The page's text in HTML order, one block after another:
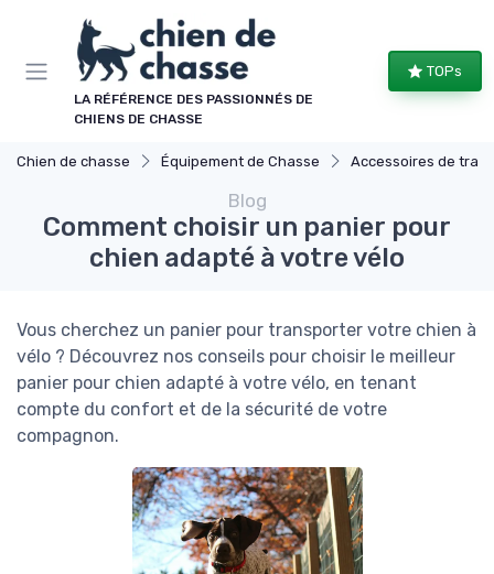
LA RÉFÉRENCE DES PASSIONNÉS DE
CHIENS DE CHASSE
TOPs
Chien de chasse Équipement de Chasse Accessoires de
Blog
Comment choisir un panier pour
chien adapté à votre vélo
Vous cherchez un panier pour transporter votre chien à
vélo ? Découvrez nos conseils pour choisir le meilleur
panier pour chien adapté à votre vélo, en tenant
compte du confort et de la sécurité de votre
compagnon.
Panneau de gestion des cookies